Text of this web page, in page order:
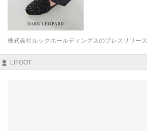
株式会社ルックホールディングスのプレスリリース
LIFOOT